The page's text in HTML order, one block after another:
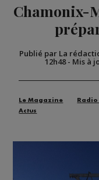
Chamonix-
Publié par La
12h48- Mis à
Le Magazine
Actus